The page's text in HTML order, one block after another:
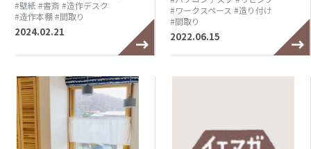
#壁紙#書斎 #造作デスク
#造作本棚#間取り
2024.02.21
#ワークスペース #造り付け
#間取り
2022.06.15